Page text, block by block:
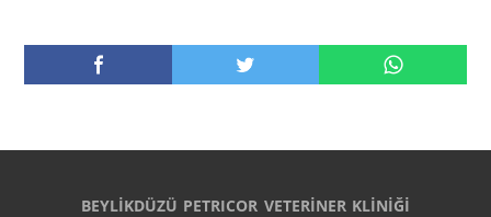
BEYLİKDÜZÜ PETRICOR VETERİNER KLİNİĞİ